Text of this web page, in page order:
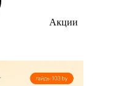
Акции